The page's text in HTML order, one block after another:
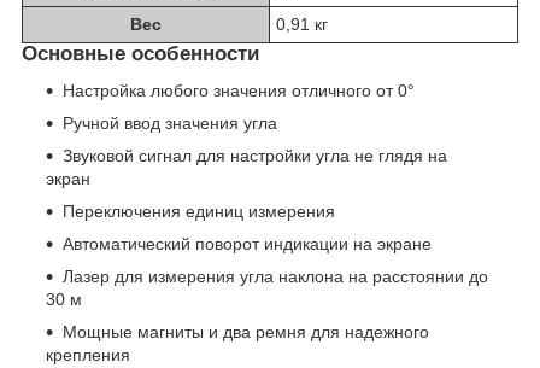
Вес
0,91 кг
Основные особенности
Настройка любого значения отличного от 0°
Ручной ввод значения угла
Звуковой сигнал для настройки угла не глядя на
экран
Переключения единиц измерения
Автоматический поворот индикации на экране
Лазер для измерения угла наклона на расстоянии до
30 м
Мощные магниты и два ремня для надежного
крепления